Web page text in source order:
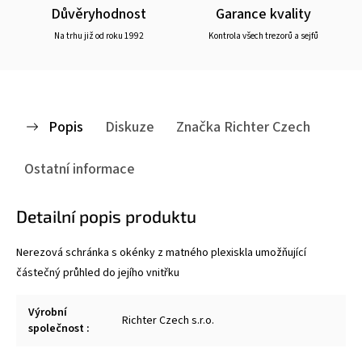
Důvěryhodnost
Na trhu již od roku 1992
Garance kvality
Kontrola všech trezorů a sejfů
Popis Diskuze Značka Richter Czech
Ostatní informace
Detailní popis produktu
Nerezová schránka s okénky z matného plexiskla umožňující
částečný průhled do jejího vnitřku
Výrobní
společnost : Richter Czech s.r.o.